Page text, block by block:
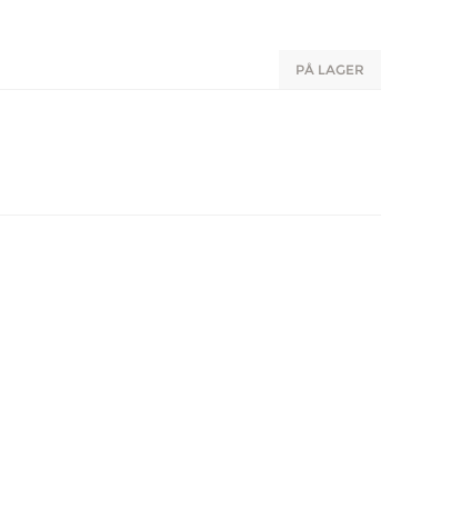
PÅ LAGER